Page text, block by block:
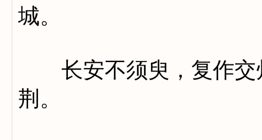
城。
长安不须臾，复作交
荆。